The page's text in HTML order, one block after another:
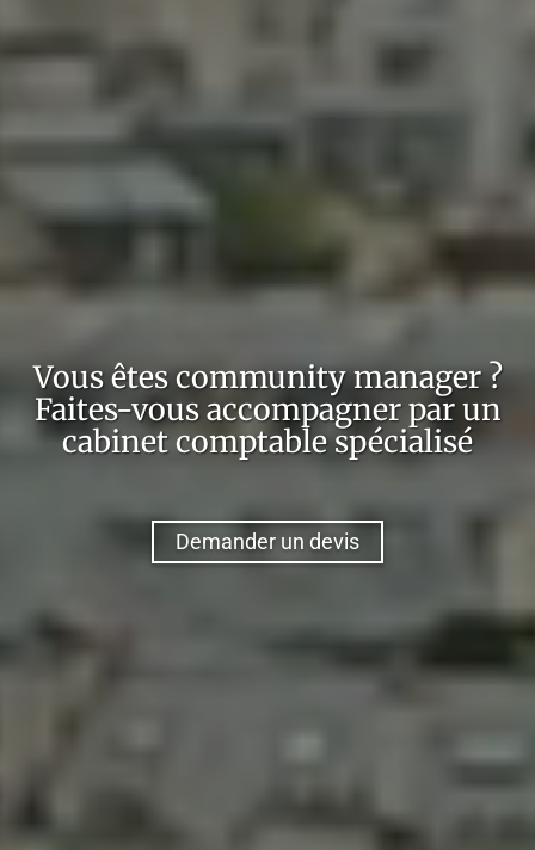
Vous êtescommunity manager?
Faites-vous accompagner par un
cabinet comptable spécialisé
Demander un devis